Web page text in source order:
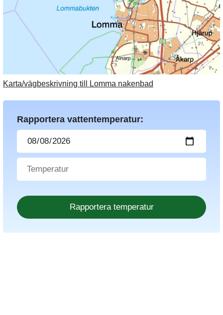
Karta/vägbeskrivning till Lomma nakenbad
Rapportera vattentemperatur: